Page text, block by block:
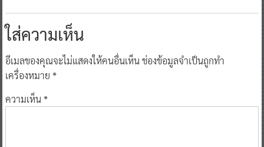
ใส่ความเห็น
อีเมลของคุณจะไม่แสดงให้คนอื่นเห็นช่องข้อมูลจำเป็นถูกทำ
เครื่องหมาย *
ความเห็น*